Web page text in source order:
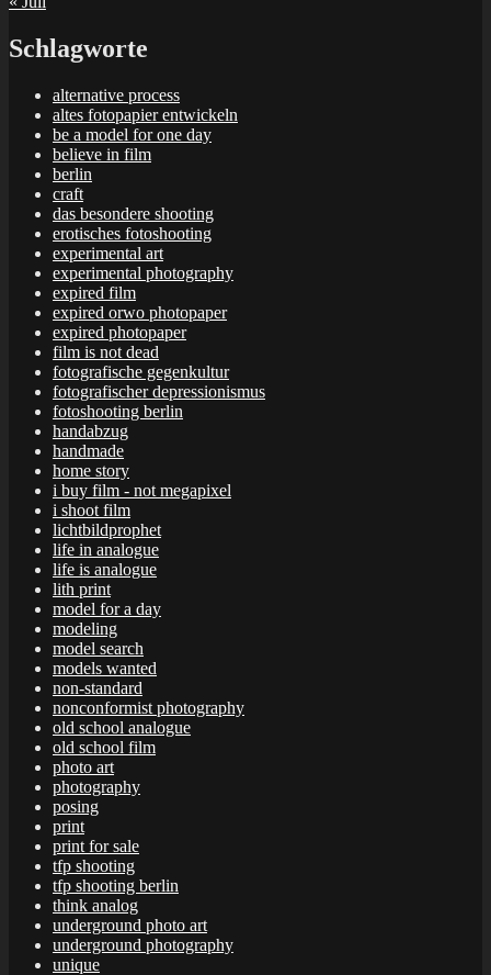
Schlagworte
alternative process
altes fotopapier entwickeln
be a model for one day
believe in film
berlin
craft
das besondere shooting
erotisches fotoshooting
experimental art
experimental photography
expired film
expired orwo photopaper
expired photopaper
film is not dead
fotografische gegenkultur
fotografischer depressionismus
fotoshooting berlin
handabzug
handmade
home story
i buy film - not megapixel
i shoot film
lichtbildprophet
life in analogue
life is analogue
lith print
model for a day
modeling
model search
models wanted
non-standard
nonconformist photography
old school analogue
old school film
photo art
photography
posing
print
print for sale
tfp shooting
tfp shooting berlin
think analog
underground photo art
underground photography
unique